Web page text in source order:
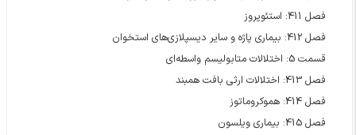
فصل 411: استئوپروز
فصل 412: بیماری پاژه و سایر دیسپلازی‌های استخوان
قسمت 5: اختلالات متابولیسم واسطه‌ای
فصل 413: اختلالات ارثی بافت همبند
فصل 414: هموکروماتوز
فصل 415: بیماری ویلسون